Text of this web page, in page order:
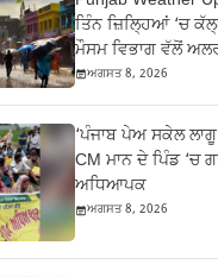
ਤਿੰਨ ਜ਼‍ਿਲ੍ਹਿਆਂ ‘ਚ
ਮੌਸਮ ਵਿਭਾਗ ਵੱਲੋਂ
ਅਗਸਤ 8, 2026
‘ਪੰਜਾਬ ਪੇਅ ਸਕੇਲ
CM ਮਾਨ ਦੇ ਪਿੰਡ ‘ਚ
ਅਧਿਆਪਕ
ਅਗਸਤ 8, 2026